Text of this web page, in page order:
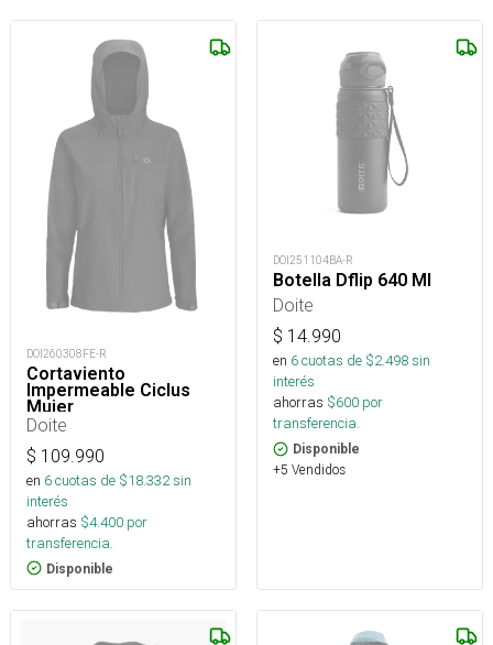
DOI260308FE-R
Cortaviento
Impermeable Ciclus
Mujer
Doite
$ 109.990
en 6cuotas de $18.332sin
interés
ahorras $4.400 por
transferencia.
Disponible
DOI251104BA-R
Botella Dflip 640 Ml
Doite
$ 14.990
en 6cuotas de $2.498sin
interés
ahorras $600 por
transferencia.
Disponible
+5 Vendidos